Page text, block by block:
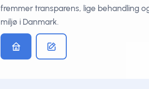
fremmer transparens, lige behandling
miljø i Danmark.